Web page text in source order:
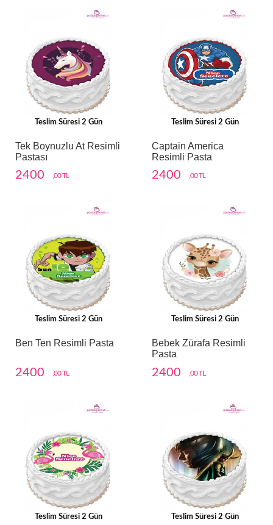
Teslim Süresi 2 Gün
Tek Boynuzlu At Resimli
Pastası
2400 ,00 TL
Teslim Süresi 2 Gün
Captain America
Resimli Pasta
2400 ,00 TL
Teslim Süresi 2 Gün
Ben Ten Resimli Pasta
2400 ,00 TL
Teslim Süresi 2 Gün
Bebek Zürafa Resimli
Pasta
2400 ,00 TL
Teslim Süresi 2 Gün Teslim Süresi 2 Gün